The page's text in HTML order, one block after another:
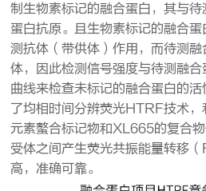
制生物素标记的融合蛋白，其与
蛋白抗原。且生物素标记的融合
测抗体（带供体）作用，而待测
体，因此检测信号强度与待测融
曲线来检查未标记的融合蛋白的
了均相时间分辨荧光HTRF技术
元素螯合标记物和XL665的复合
受体之间产生荧光共振能量转移
高，准确可靠。